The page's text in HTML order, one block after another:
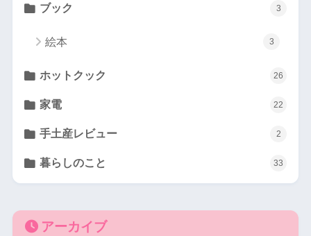
ブック 3
絵本 3
ホットクック 26
家電 22
手土産レビュー 2
暮らしのこと 33
アーカイブ